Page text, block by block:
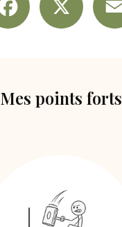
Mes points forts